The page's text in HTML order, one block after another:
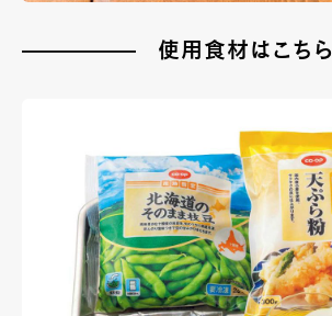
使用食材はこちら